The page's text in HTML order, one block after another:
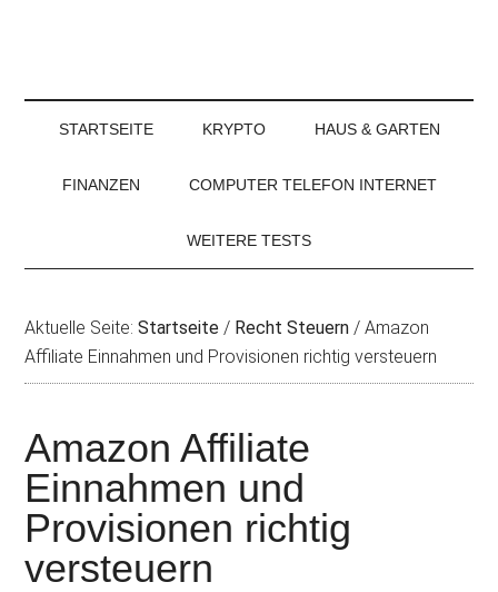
STARTSEITE KRYPTO HAUS & GARTEN
FINANZEN COMPUTER TELEFON INTERNET
WEITERE TESTS
Aktuelle Seite:Startseite / Recht Steuern / Amazon
Affiliate Einnahmen und Provisionen richtig versteuern
Amazon Affiliate
Einnahmen und
Provisionen richtig
versteuern